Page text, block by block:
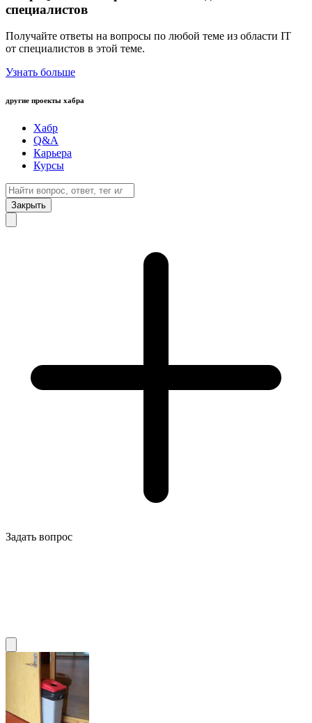
специалистов
Получайте ответы на вопросы по любой теме из области IT
от специалистов в этой теме.
Узнать больше
другие проекты хабра
Хабр
Q&A
Карьера
Курсы
Закрыть
Задать вопрос